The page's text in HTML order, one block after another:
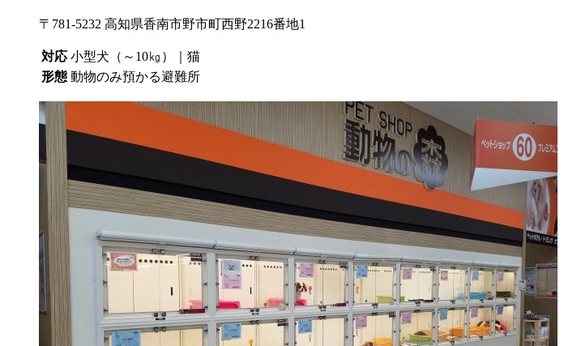
〒781-5232 高知県香南市野市町西野2216番地1
対応 小型犬（～10㎏）｜猫
形態 動物のみ預かる避難所